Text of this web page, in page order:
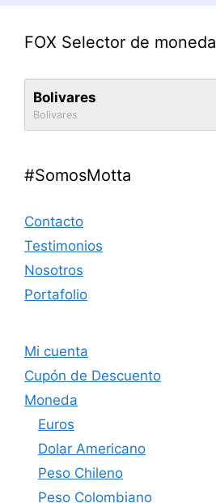
FOX Selector de moneda
Bolivares
Bolivares
#SomosMotta
Contacto
Testimonios
Nosotros
Portafolio
Mi cuenta
Cupón de Descuento
Moneda
Euros
Dolar Americano
Peso Chileno
Peso Colombiano